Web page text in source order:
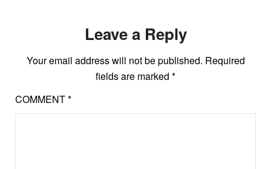
Leave a Reply
Your email address will not be published. Required
fields are marked *
COMMENT*